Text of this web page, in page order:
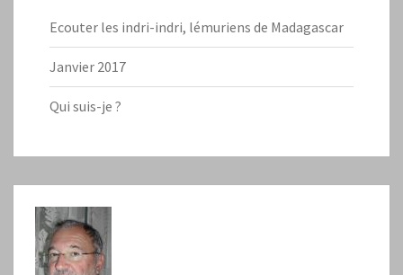
Ecouter les indri-indri, lémuriens de Madagascar
Janvier 2017
Qui suis-je ?